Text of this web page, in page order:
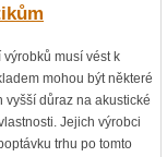
musí vést k
mohou být některé
vyšší důraz na akustické
Jejich výrobci
trhu po tomto